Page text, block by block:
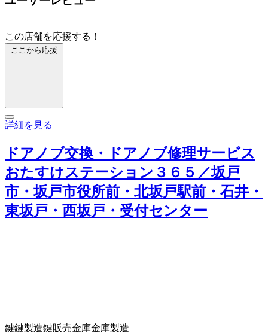
この店舗を応援する！
ここから応援
詳細を見る
ドアノブ交換・ドアノブ修理サービス
おたすけステーション３６５／坂戸
市・坂戸市役所前・北坂戸駅前・石井・
東坂戸・西坂戸・受付センター
鍵鍵製造鍵販売金庫金庫製造